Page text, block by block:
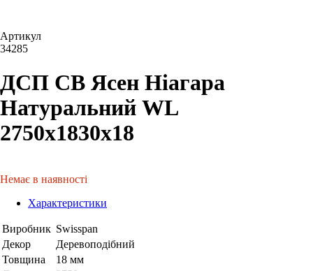
Артикул
34285
ДСП СВ Ясен Ніагара
Натуральний WL
2750х1830х18
Немає в наявності
Характеристики
Виробник Swisspan
Декор
Деревоподібний
Товщина
18 мм